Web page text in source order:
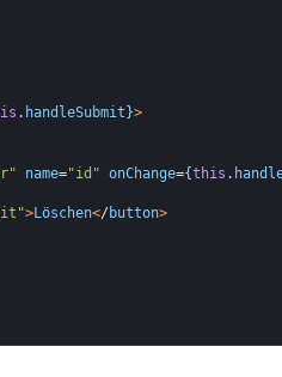
. handleSubmit }>
name="id" onChange={this .
>Löschen</ button>